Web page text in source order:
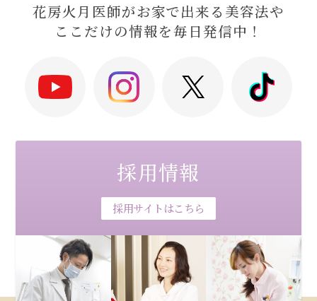
花房火月医師がお家で出来る美容法や
ここだけの情報を毎日発信中！
採用情報
採用サイトはこちら